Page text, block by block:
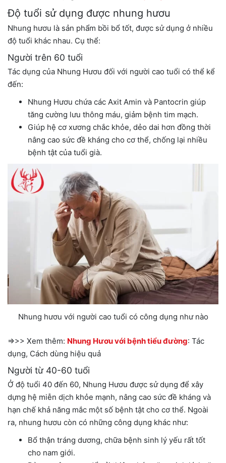
Độ tuổi sử dụng được nhung hươu
Nhung hươu là sản phẩm bồi bổ tốt, được sử dụng ở nhiều
độ tuổi khác nhau. Cụ thể:
Người trên 60 tuổi
Tác dụng của Nhung Hươu đối với người cao tuổi có thể kể
đến:
Nhung Hươu chứa các Axit Amin và Pantocrin giúp
tăng cường lưu thông máu, giảm bệnh tim mạch.
Giúp hệ cơ xương chắc khỏe, dẻo dai hơn đồng thời
nâng cao sức đề kháng cho cơ thể, chống lại nhiều
bệnh tật của tuổi già.
Nhung hươu với người cao tuổi có công dụng như nào
=>>> Xem thêm: Nhung Hươu với bệnh tiểu đường: Tác
dụng, Cách dùng hiệu quả
Người từ 40-60 tuổi
Ở độ tuổi 40 đến 60, Nhung Hươu được sử dụng để xây
dựng hệ miễn dịch khỏe mạnh, nâng cao sức đề kháng và
hạn chế khả năng mắc một số bệnh tật cho cơ thể. Ngoài
ra, nhung hươu còn có những công dụng khác như:
Bổ thận tráng dương, chữa bệnh sinh lý yếu rất tốt
cho nam giới.